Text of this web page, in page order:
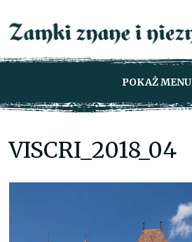
POKAŻ MENU
VISCRI_2018_04